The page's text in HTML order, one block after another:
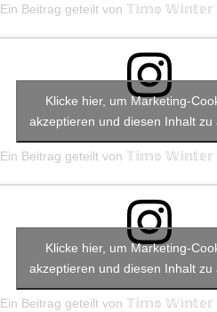
Ein Beitrag geteilt von 𝕋𝕚𝕞𝕠 𝕎𝕚𝕟𝕥𝕖𝕣
Ein Beitrag geteilt von 𝕋𝕚𝕞𝕠 𝕎𝕚𝕟𝕥𝕖𝕣
Klicke hier, um Marketing-
akzeptieren und diesen Inhalt zu
Ein Beitrag geteilt von 𝕋𝕚𝕞𝕠 𝕎𝕚𝕟𝕥𝕖𝕣
Klicke hier, um Marketing-
akzeptieren und diesen Inhalt zu